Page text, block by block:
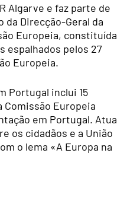
Algarve e faz parte de
da Direcção-Geral da
Europeia, constituída
espalhados pelos 27
Europeia.
Portugal inclui 15
Comissão Europeia
em Portugal. Atua
os cidadãos e a União
o lema «A Europa na